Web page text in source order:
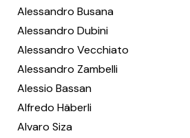
Alessandro Busana
Alessandro Dubini
Alessandro Vecchiato
Alessandro Zambelli
Alessio Bassan
Alfredo Häberli
Alvaro Siza